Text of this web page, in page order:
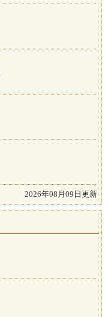
2026年08月09日更新